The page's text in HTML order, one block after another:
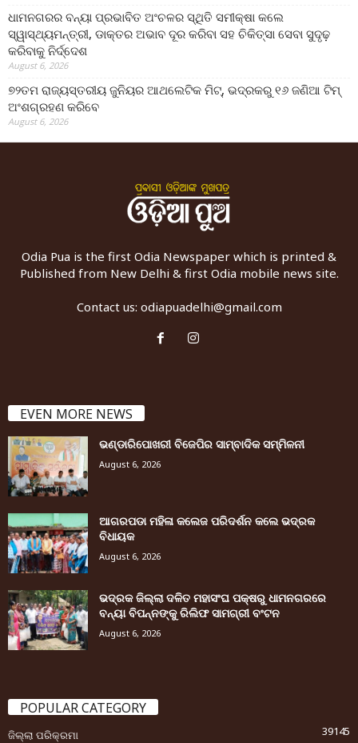
ଧାମନଗରର ବନ୍ୟା ପ୍ରଭାବିତ ଅଂଚଳର ସ୍ଥିତି ସମୀକ୍ଷା କଲେ
ସ୍ୱାସ୍ଥ୍ୟମନ୍ତ୍ରୀ, ଡାକ୍ତର ଅଭାବ ଦୂର କରିବା ସହ ଚିକିତ୍ସା ସେବା ସୁଦୃଢ଼
କରିବାକୁ ନିର୍ଦ୍ଦେଶ
August 6, 2026
୭୨ତମ ରାଜ୍ୟସ୍ତରୀୟ ଜୁନିୟର ଆଥଲେଟିକ ମିଟ୍‌, ଭଦ୍ରକରୁ ୧୬ ଜଣିଆ ଟିମ୍
ଅଂଶଗ୍ରହଣ କରିବେ
August 6, 2026
Odia Pua is the first Odia Newspaper which is printed &
Published from New Delhi & first Odia mobile news site.
Contact us: odiapuadelhi@gmail.com
EVEN MORE NEWS
ଭଣ୍ଡାରିପୋଖରୀ ବିଜେପିର ସାମ୍ବାଦିକ ସମ୍ମିଳନୀ
August 6, 2026
ଆଗରପଡା ମହିଳା କଲେଜ ପରିଦର୍ଶନ କଲେ ଭଦ୍ରକ
ବିଧାୟକ
August 6, 2026
ଭଦ୍ରକ ଜିଲ୍ଲା ଦଳିତ ମହାସଂଘ ପକ୍ଷରୁ ଧାମନଗରରେ
ବନ୍ୟା ବିପନ୍ନଙ୍କୁ ରିଲିଫ ସାମଗ୍ରୀ ବଂଟନ
August 6, 2026
POPULAR CATEGORY
ଜିଲ୍ଲା ପରିକ୍ରମା 39145